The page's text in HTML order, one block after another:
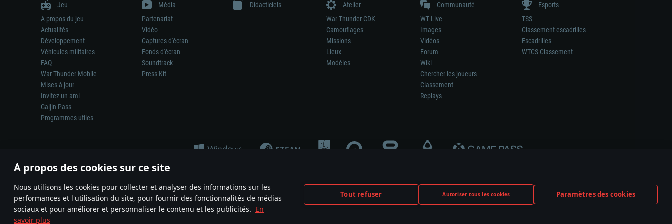
À propos des cookies sur ce site
Nous utilisons les cookies pour collecter et analyser des informations sur les
performances et l'utilisation du site, pour fournir des fonctionnalités de médias
sociaux et pour améliorer et personnaliser le contenu et les publicités. En
savoir plus
Tout refuser Autoriser tous les cookies Paramètres des cookies
Jeu
A propos du jeu
Actualités
Développement
Véhicules militaires
FAQ
War Thunder Mobile
Mises à jour
Invitez un ami
Gaijin Pass
Programmes utiles
Média
Partenariat
Vidéo
Captures d'écran
Fonds d'écran
Soundtrack
Press Kit
Didacticiels
Atelier
War Thunder CDK
Camouflages
Missions
Lieux
Modèles
Communauté
WT Live
Images
Vidéos
Forum
Wiki
Chercher les joueurs
Classement
Replays
Esports
TSS
Classement escadrilles
Escadrilles
WTCS Classement
La représentation d’une arme ou d’un véhicule réel dans ce jeu ne signifie pas la participation au développement du jeu, le sponsoring ou à l’approbation de tout fabricant d’armes ou de véhicule.
© 2011—2026 Gaijin Games Kft. All trademarks, logos and brand names are the property of their respective owners.
Termes et conditions